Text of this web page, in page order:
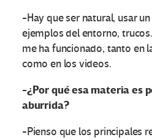
-Hay que ser natural, usar
ejemplos del entorno,
me ha funcionado, tanto en
como en los videos.
-¿Por qué esa materia es
aburrida?
-Pienso que los principales